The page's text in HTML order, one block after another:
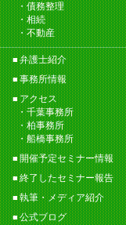
債務整理
相続
不動産
弁護士紹介
事務所情報
アクセス
千葉事務所
柏事務所
船橋事務所
開催予定セミナー情報
終了したセミナー報告
執筆・メディア紹介
公式ブログ